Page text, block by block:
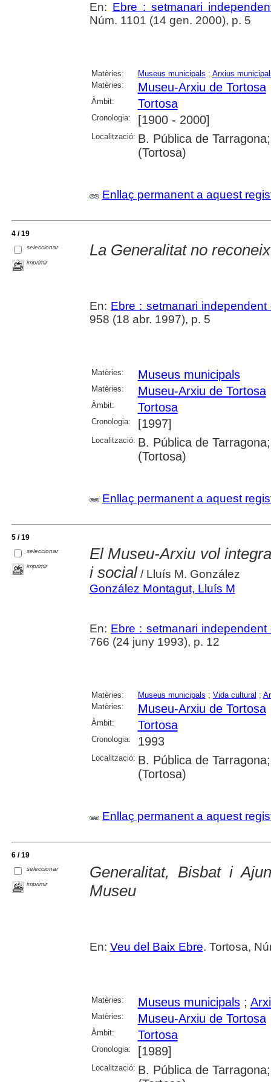
En: Ebre : setmanari
Núm. 1101 (14 gen. 2000), p. 5
Matèries: Museus municipals ; Arxius
Matèries:
Museu-Arxiu de Tortosa
Àmbit: Tortosa
Cronologia: [1900 - 2000]
Localització: B. Pública de
(Tortosa)
Enllaç permanent a aquest
4 / 19
seleccionar
imprimir
La Generalitat no
En: Ebre : setmanari
958 (18 abr. 1997), p. 5
Matèries: Museus municipals
Matèries: Museu-Arxiu de Tortosa
Àmbit: Tortosa
Cronologia: [1997]
Localització: B. Pública de
(Tortosa)
Enllaç permanent a aquest
5 / 19
seleccionar
imprimir
El Museu-Arxiu vol
i social/ Lluís M. González
González Montagut, Lluís M
En: Ebre : setmanari
766 (24 juny 1993), p. 12
Matèries: Museus municipals ; Vida cultural ;
Matèries:
Museu-Arxiu de Tortosa
Àmbit: Tortosa
Cronologia: 1993
Localització: B. Pública de
(Tortosa)
Enllaç permanent a aquest
6 / 19
seleccionar
imprimir
Generalitat, Bisbat i
Museu
En: Veu del Baix Ebre. Tortosa,
Matèries: Museus municipals;
Matèries: Museu-Arxiu de Tortosa
Àmbit: Tortosa
Cronologia: [1989]
Localització: B. Pública de